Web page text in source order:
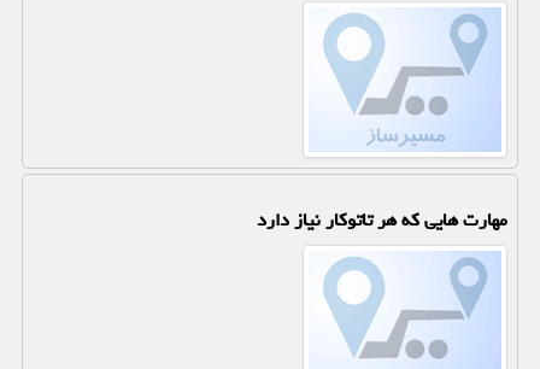
مهارت هایی که هر تاتوکار نیاز دارد